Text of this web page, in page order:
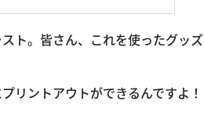
ト。皆さん、これを使ったグッズ
リントアウトができるんですよ！